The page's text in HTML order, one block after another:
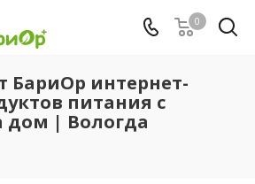
0
БариОр интернет-
питания с
дом | Вологда